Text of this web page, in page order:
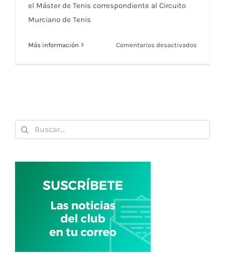
el Máster de Tenis correspondiente al Circuito
Murciano de Tenis
Más información Comentarios desactivados
TENIS
Buscar: